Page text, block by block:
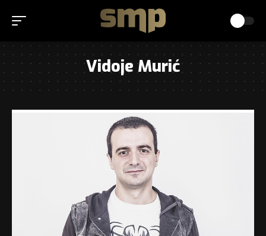
Vidoje Murić